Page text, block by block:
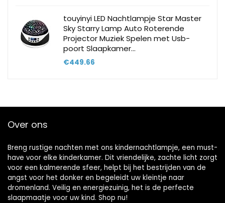
touyinyi LED Nachtlampje Star Master
Sky Starry Lamp Auto Roterende
Projector Muziek Spelen met Usb-
poort Slaapkamer…
€449.66
Over ons
Breng rustige nachten met ons kindernachtlampje, een must-
have voor elke kinderkamer. Dit vriendelijke, zachte licht zorgt
voor een kalmerende sfeer, helpt bij het bestrijden van de
angst voor het donker en begeleidt uw kleintje naar
dromenland. Veilig en energiezuinig, het is de perfecte
slaapmaatje voor uw kind. Shop nu!